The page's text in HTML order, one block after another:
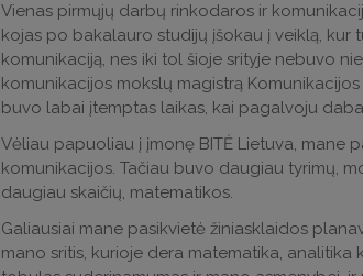
Vienas pirmųjų darbų rinkodaros ir
kojas po bakalauro studijų įšokau į veiklą, kur
komunikaciją, nes iki tol šioje srityje nebuvo
komunikacijos mokslų magistrą
buvo labai įtemptas laikas, kai pagalvoju
Vėliau papuoliau į įmonę BITĖ Lietuva, mane
komunikacijos. Tačiau buvo daugiau tyrimų,
daugiau skaičių, matematikos.
Galiausiai mane pasikvietė žiniasklaidos
mano sritis, kurioje dera matematika, analitika